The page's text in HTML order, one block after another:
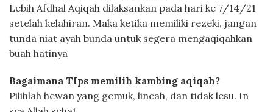
Lebih Afdhal Aqiqah dilaksankan pada hari ke 7/14/21
setelah kelahiran. Maka ketika memiliki rezeki, jangan
tunda niat ayah bunda untuk segera mengaqiqahkan
buah hatinya
Bagaimana TIps memilih kambing aqiqah?
Pilihlah hewan yang gemuk, lincah, dan tidak lesu. In